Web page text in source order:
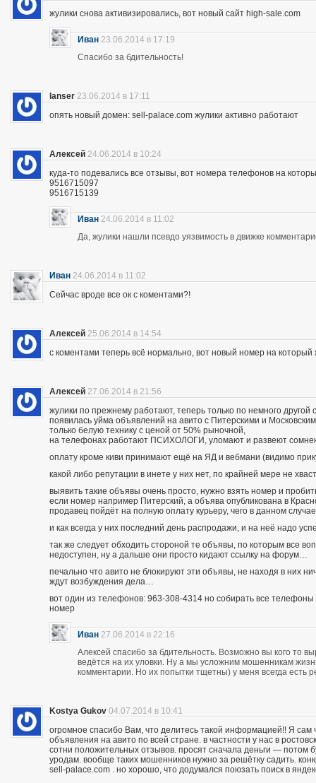
жулики снова активизировались, вот новый сайт high-sale.com
Иван 23.06.2014 в 17:19
Спасибо за бдительность!
lanser 23.06.2014 в 17:11
опять новый домен: sell-palace.com жулики активно работают
Алексей 24.06.2014 в 10:24
куда-то подевались все отзывы, вот номера телефонов на
9516715097
9516715139
Иван 24.06.2014 в 11:02
Да, жулики нашли псевдо уязвимость в движке
Иван 24.06.2014 в 11:02
Сейчас вроде все ок с коментами?!
Алексей 25.06.2014 в 14:54
с коментами теперь всё нормально, вот новый номер на
Алексей 27.06.2014 в 21:56
жулики по прежнему работают, теперь только по немного другой
появилась уйма объявлений на авито с Питерскими и
только белую технику с ценой от 50% рыночной,
на телефонах работают ПСИХОЛОГИ, уломают и развеют
оплату кроме киви принимают ещё на ЯД и вебмани (видимо
какой либо репутации в инете у них нет, по крайней мере не
выявить такие объявы очень просто, нужно взять номер и
если номер например Питерский, а объява опубликована в
продавец пойдёт на полную оплату курьеру, чего в данном
и как всегда у них последний день распродажи, и на неё надо
так же следует обходить стороной те объявы, по которым все
недоступен, ну а дальше они просто кидают ссылку на форум…
печально что авито не блокируют эти объявы, не находя в них
ждут возбуждения дела…
вот один из телефонов: 963-308-4314 но собирать все
номер
Иван 27.06.2014 в 22:16
Алексей спасибо за бдительность. Возможно вы кого то
ведётся на их уловки. Ну а мы усложним мошенникам
комментарии. Но их попытки тщетны) у меня всегда есть
Kostya Gukov 04.07.2014 в 10:41
огромное спасибо Вам, что делитесь такой информацией!! Я
объявления на авито по всей стране. в частности у нас в
сотни положительных отзывов. просят сначала деньги — потом
уродам. вообще таких мошенников нужно за решётку садить.
sell-palace.com . но хорошо, что додумался поюзать поиск в